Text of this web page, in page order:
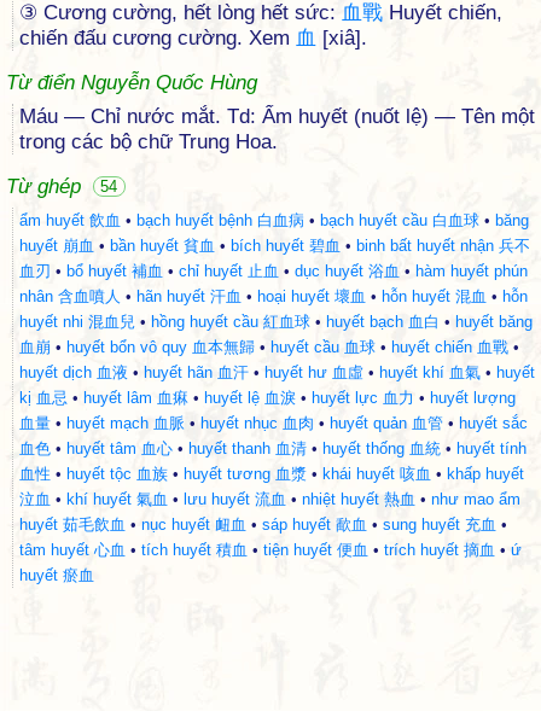
③ Cương cường, hết lòng hết sức: 血戰 Huyết chiến,
chiến đấu cương cường. Xem 血 [xiâ].
Từ điển Nguyễn Quốc Hùng
Máu — Chỉ nước mắt. Td: Ẩm huyết (nuốt lệ) — Tên một
trong các bộ chữ Trung Hoa.
Từ ghép
54
ẩm huyết 飲血 • bạch huyết bệnh 白血病 • bạch huyết cầu 白血球 • băng
huyết 崩血 • bần huyết 貧血 • bích huyết 碧血 • binh bất huyết nhận 兵不
血刃 • bổ huyết 補血 • chỉ huyết 止血 • dục huyết 浴血 • hàm huyết phún
nhân 含血噴人 • hãn huyết 汗血 • hoại huyết 壞血 • hỗn huyết 混血 • hỗn
huyết nhi 混血兒 • hồng huyết cầu 紅血球 • huyết bạch 血白 • huyết băng
血崩 • huyết bổn vô quy 血本無歸 • huyết cầu 血球 • huyết chiến 血戰 •
huyết dịch 血液 • huyết hãn 血汗 • huyết hư 血虛 • huyết khí 血氣 • huyết
kị 血忌 • huyết lâm 血痳 • huyết lệ 血淚 • huyết lực 血力 • huyết lượng
血量 • huyết mạch 血脈 • huyết nhục 血肉 • huyết quản 血管 • huyết sắc
血色 • huyết tâm 血心 • huyết thanh 血清 • huyết thống 血統 • huyết tính
血性 • huyết tộc 血族 • huyết tương 血漿 • khái huyết 咳血 • khấp huyết
泣血 • khí huyết 氣血 • lưu huyết 流血 • nhiệt huyết 熱血 • như mao ẩm
huyết 茹毛飲血 • nục huyết 衄血 • sáp huyết 歃血 • sung huyết 充血 •
tâm huyết 心血 • tích huyết 積血 • tiện huyết 便血 • trích huyết 摘血 • ứ
huyết 瘀血